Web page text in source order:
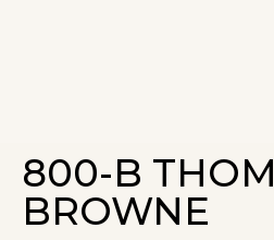
800-B THOM
BROWNE